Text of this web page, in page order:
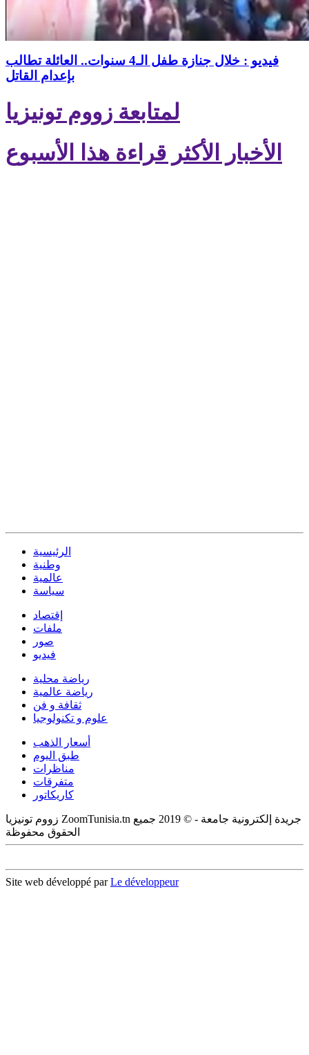
فيديو : خلال جنازة طفل الـ4 سنوات.. العائلة تطالب
بإعدام القاتل
لمتابعة زووم تونيزيا
الأخبار الأكثر قراءة هذا الأسبوع
الرئيسية
وطنية
عالمية
سياسة
إقتصاد
ملفات
صور
فيديو
رياضة محلية
رياضة عالمية
ثقافة و فن
علوم و تكنولوجيا
أسعار الذهب
طبق اليوم
مناظرات
متفرقات
كاريكاتور
زووم تونيزيا ZoomTunisia.tn جريدة إلكترونية جامعة - © 2019 جميع
الحقوق محفوظة
Site web développé parLe développeur